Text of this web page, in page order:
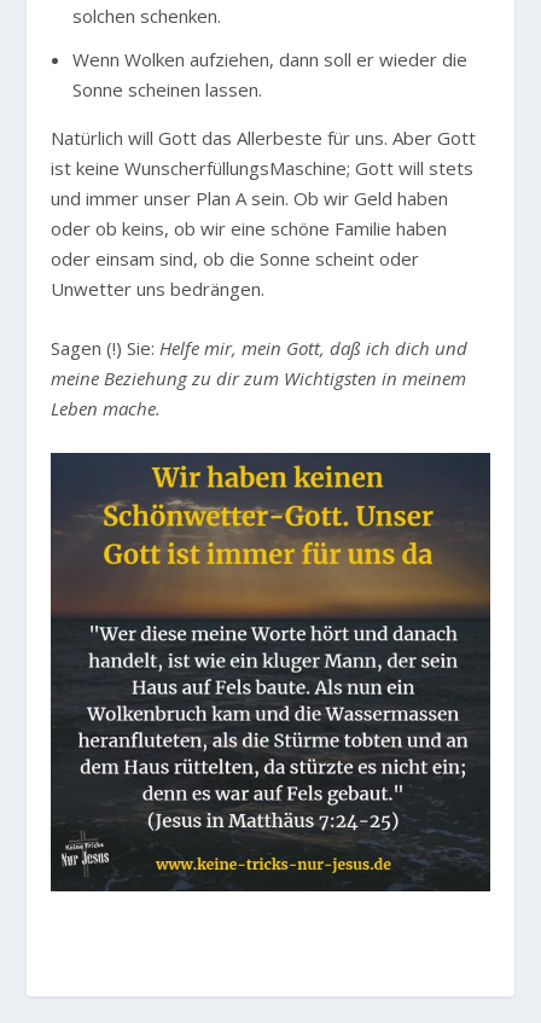
solchen schenken.
Wenn Wolken aufziehen, dann soll er wieder die
Sonne scheinen lassen.
Natürlich will Gott das Allerbeste für uns. Aber Gott
ist keine WunscherfüllungsMaschine; Gott will stets
und immer unser Plan A sein. Ob wir Geld haben
oder ob keins, ob wir eine schöne Familie haben
oder einsam sind, ob die Sonne scheint oder
Unwetter uns bedrängen.
Sagen (!) Sie: Helfe mir, mein Gott, daß ich dich und
meine Beziehung zu dir zum Wichtigsten in meinem
Leben mache.